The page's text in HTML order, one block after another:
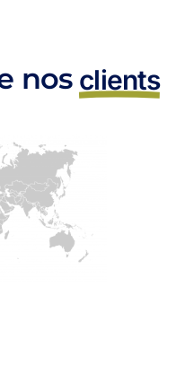
nos clients